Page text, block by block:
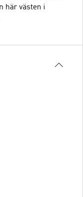
här västen i